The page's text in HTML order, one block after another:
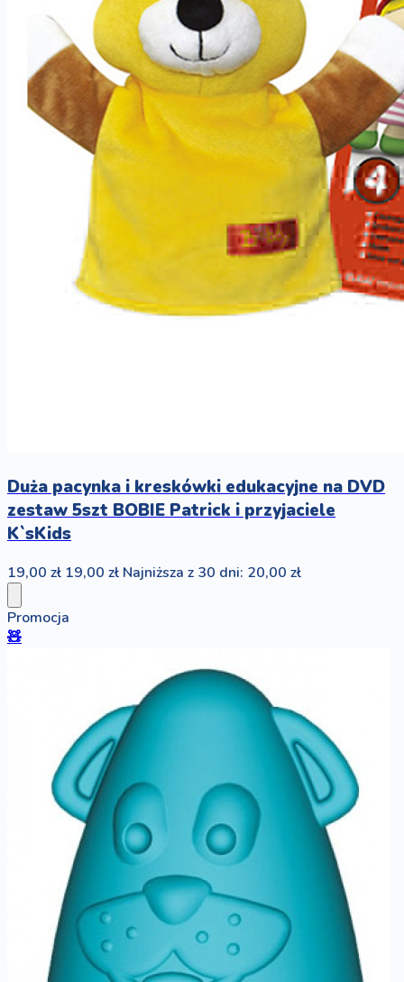
Duża pacynka i kreskówki edukacyjne na DVD
zestaw 5szt BOBIE Patrick i przyjaciele
K`sKids
19,00 zł 19,00 zł Najniższa z 30 dni: 20,00 zł
Promocja
🧸